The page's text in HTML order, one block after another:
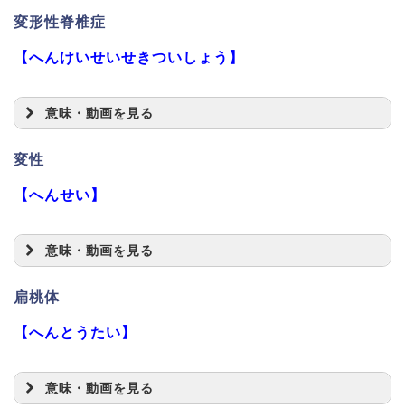
変形性脊椎症
【へんけいせいせきついしょう】
意味・動画を見る
変性
【へんせい】
意味・動画を見る
扁桃体
【へんとうたい】
意味・動画を見る